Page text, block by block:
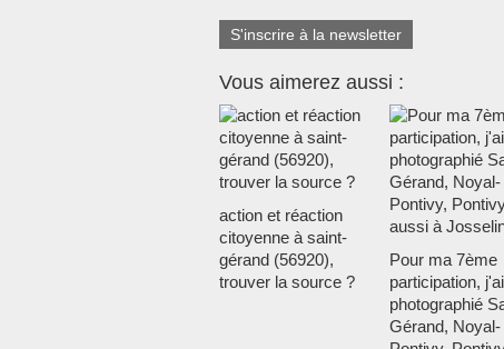
S'inscrire à la newsletter
Vous aimerez aussi :
action et réaction
citoyenne à saint-
gérand (56920),
trouver la source ?
Pour ma 7ème
participation, j'ai
photographié
Gérand, Noyal-